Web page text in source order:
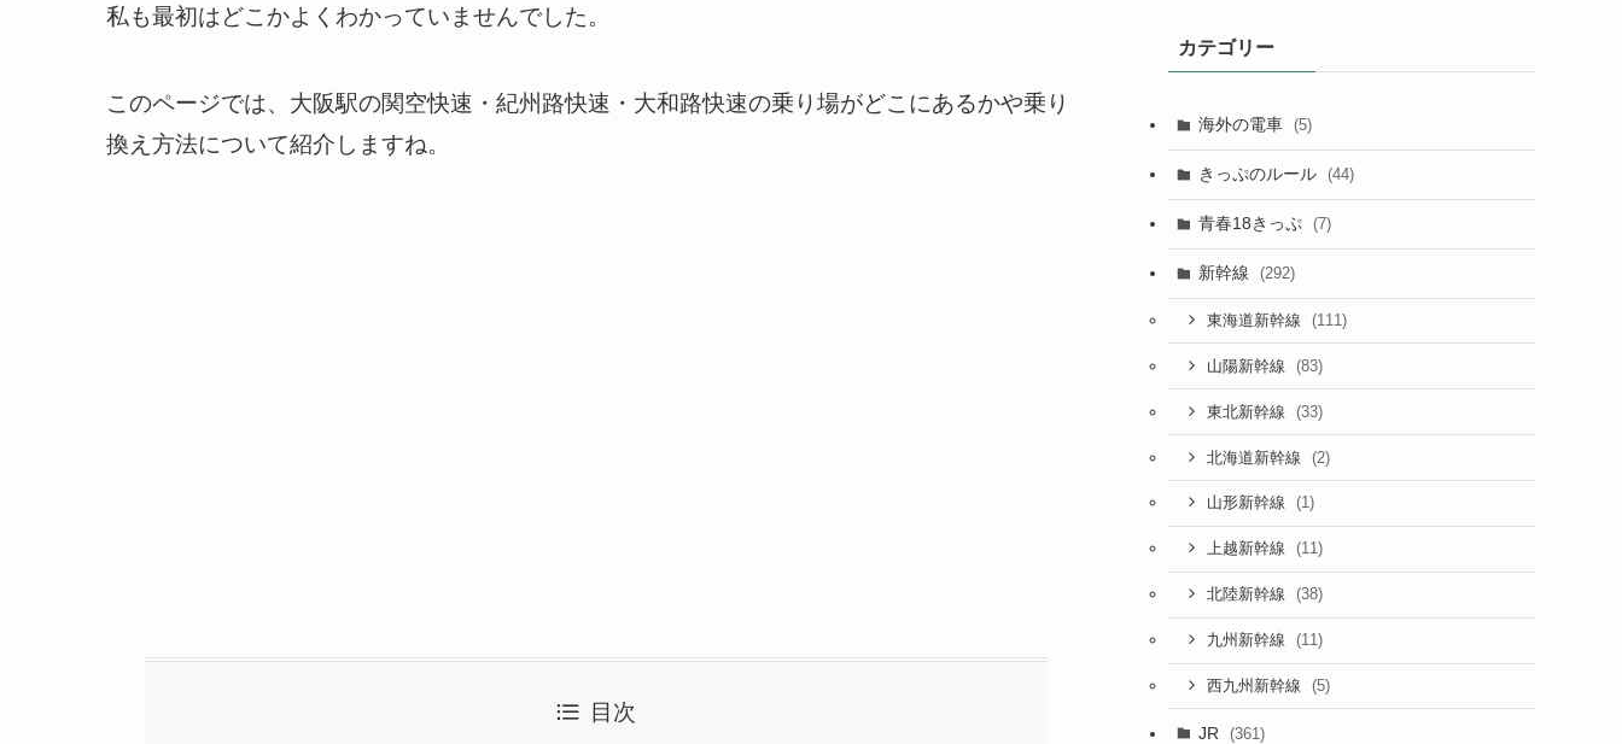
私も最初はどこかよくわかっていませんでした。
このページでは、大阪駅の関空快速・紀州路快速・大和路快速の乗り場がどこにあるかや乗り
換え方法について紹介しますね。
目次
カテゴリー
海外の電車 (5)
きっぷのルール (44)
青春18きっぷ (7)
新幹線 (292)
東海道新幹線 (111)
山陽新幹線 (83)
東北新幹線 (33)
北海道新幹線 (2)
山形新幹線 (1)
上越新幹線 (11)
北陸新幹線 (38)
九州新幹線 (11)
西九州新幹線 (5)
JR (361)